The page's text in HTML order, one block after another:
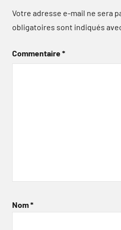
Votre adresse e-mail ne sera
obligatoires sont indiqués
Commentaire*
Nom*